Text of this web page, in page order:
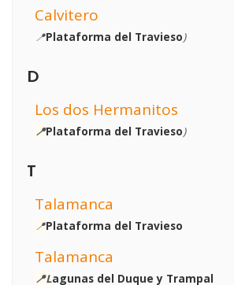
Calvitero
📍Plataforma del Travieso)
D
Los dos Hermanitos
📍Plataforma del Travieso)
T
Talamanca
📍Plataforma del Travieso
Talamanca
📍Lagunas del Duque y Trampal